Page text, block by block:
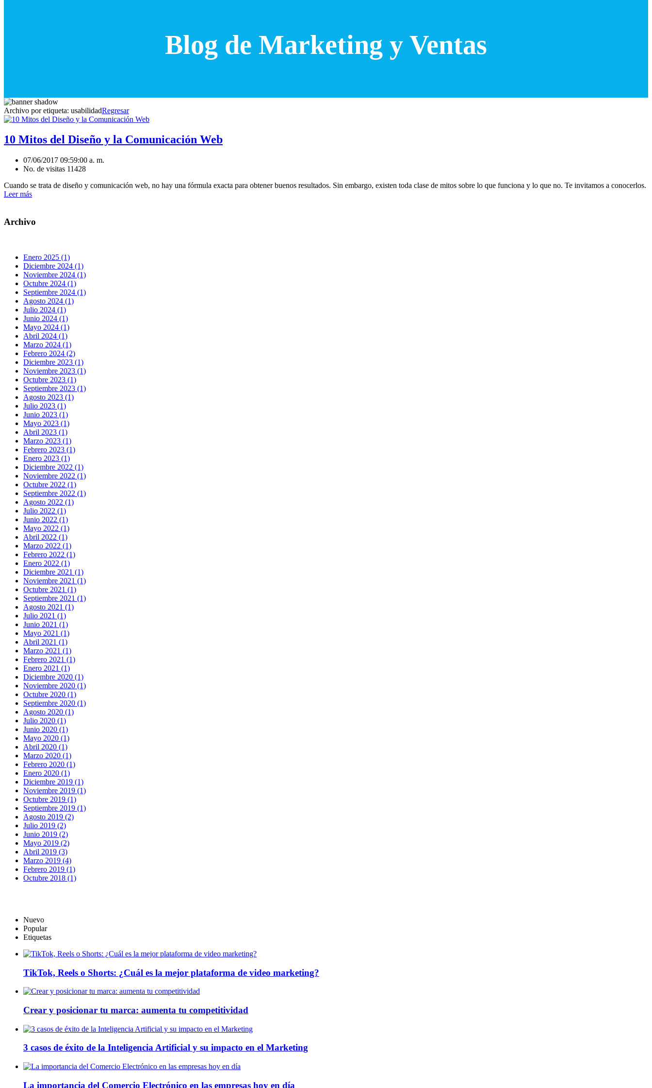
Blog de Marketing y Ventas
Archivo por etiqueta: usabilidadRegresar
10 Mitos del Diseño y la Comunicación Web
07/06/2017 09:59:00 a. m.
No. de visitas 11428
Cuando se trata de diseño y comunicación web, no hay una fórmula exacta para obtener buenos resultados. Sin embargo, existen toda clase de mitos sobre lo que funciona y lo que no. Te invitamos a conocerlos.
Leer más
Archivo
Enero 2025 (1)
Diciembre 2024 (1)
Noviembre 2024 (1)
Octubre 2024 (1)
Septiembre 2024 (1)
Agosto 2024 (1)
Julio 2024 (1)
Junio 2024 (1)
Mayo 2024 (1)
Abril 2024 (1)
Marzo 2024 (1)
Febrero 2024 (2)
Diciembre 2023 (1)
Noviembre 2023 (1)
Octubre 2023 (1)
Septiembre 2023 (1)
Agosto 2023 (1)
Julio 2023 (1)
Junio 2023 (1)
Mayo 2023 (1)
Abril 2023 (1)
Marzo 2023 (1)
Febrero 2023 (1)
Enero 2023 (1)
Diciembre 2022 (1)
Noviembre 2022 (1)
Octubre 2022 (1)
Septiembre 2022 (1)
Agosto 2022 (1)
Julio 2022 (1)
Junio 2022 (1)
Mayo 2022 (1)
Abril 2022 (1)
Marzo 2022 (1)
Febrero 2022 (1)
Enero 2022 (1)
Diciembre 2021 (1)
Noviembre 2021 (1)
Octubre 2021 (1)
Septiembre 2021 (1)
Agosto 2021 (1)
Julio 2021 (1)
Junio 2021 (1)
Mayo 2021 (1)
Abril 2021 (1)
Marzo 2021 (1)
Febrero 2021 (1)
Enero 2021 (1)
Diciembre 2020 (1)
Noviembre 2020 (1)
Octubre 2020 (1)
Septiembre 2020 (1)
Agosto 2020 (1)
Julio 2020 (1)
Junio 2020 (1)
Mayo 2020 (1)
Abril 2020 (1)
Marzo 2020 (1)
Febrero 2020 (1)
Enero 2020 (1)
Diciembre 2019 (1)
Noviembre 2019 (1)
Octubre 2019 (1)
Septiembre 2019 (1)
Agosto 2019 (2)
Julio 2019 (2)
Junio 2019 (2)
Mayo 2019 (2)
Abril 2019 (3)
Marzo 2019 (4)
Febrero 2019 (1)
Octubre 2018 (1)
Nuevo
Popular
Etiquetas
TikTok, Reels o Shorts: ¿Cuál es la mejor plataforma de video marketing?
Crear y posicionar tu marca: aumenta tu competitividad
3 casos de éxito de la Inteligencia Artificial y su impacto en el Marketing
La importancia del Comercio Electrónico en las empresas hoy en día